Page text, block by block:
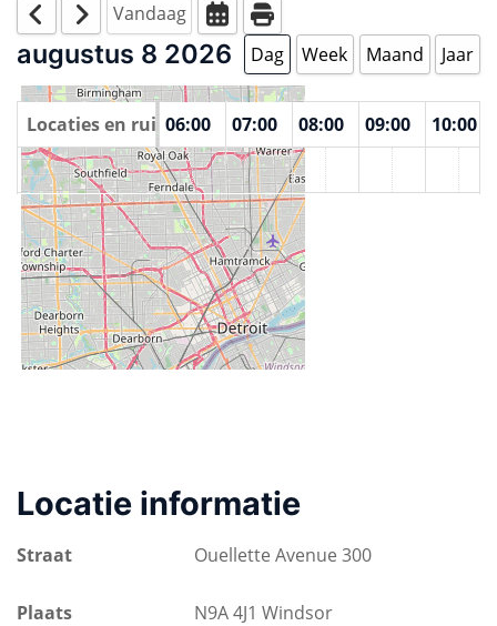
Vandaag
augustus 8 2026 Dag Week Maand Jaar
Locaties en ruimtes
04:00 05:00 06:00 07:00 08:00 09:00
10:00
Windsor Hackforge
Locatie informatie
Straat Ouellette Avenue 300
Plaats N9A 4J1 Windsor